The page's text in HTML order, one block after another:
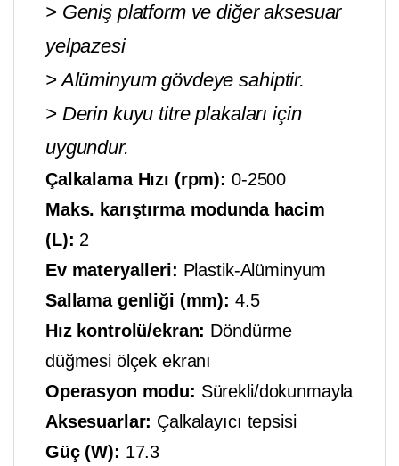
> Geniş platform ve diğer aksesuar
yelpazesi
> Alüminyum gövdeye sahiptir.
> Derin kuyu titre plakaları için
uygundur.
Çalkalama Hızı (rpm): 0-2500
Maks. karıştırma modunda hacim
(L): 2
Ev materyalleri: Plastik-Alüminyum
Sallama genliği (mm): 4.5
Hız kontrolü/ekran: Döndürme
düğmesi ölçek ekranı
Operasyon modu: Sürekli/dokunmayla
Aksesuarlar: Çalkalayıcı tepsisi
Güç (W): 17.3